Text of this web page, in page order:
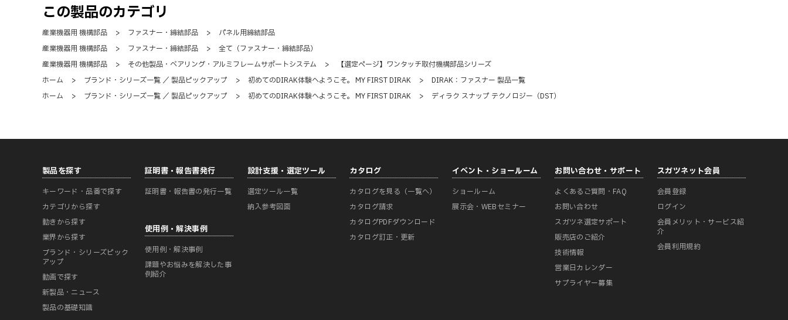
この製品のカテゴリ
産業機器用 機構部品 > ファスナー・締結部品 >
パネル用締結部品
産業機器用 機構部品
> ファスナー・締結部品 >
全て（ファスナー・締結部品）
産業機器用 機構部品
> その他製品・ベアリング・アルミフレームサポートシステム >
【選定ページ】ワンタッチ取付機構部品シリーズ
ホーム
> ブランド・シリーズ一覧 ／ 製品ピックアップ > 初めてのDIRAK体験へようこそ。 MY FIRST DIRAK >
DIRAK：ファスナー 製品一覧
ホーム
> ブランド・シリーズ一覧 ／ 製品ピックアップ > 初めてのDIRAK体験へようこそ。 MY FIRST DIRAK > ディラク スナップ テクノロジー（DST）
製品を探す
キーワード・品番で探す
カテゴリから探す
動きから探す
業界から探す
ブランド・シリーズピック
アップ
動画で探す
新製品・ニュース
製品の基礎知識
証明書・報告書発行
証明書・報告書の発行一覧
使用例・解決事例
使用例・解決事例
課題やお悩みを解決した事
例紹介
設計支援・選定ツール
選定ツール一覧
納入参考図面
カタログ
カタログを見る（一覧へ）
カタログ請求
カタログPDFダウンロード
カタログ訂正・更新
イベント・ショールーム
ショールーム
展示会・WEBセミナー
お問い合わせ・サポート
よくあるご質問・FAQ
お問い合わせ
スガツネ選定サポート
販売店のご紹介
技術情報
営業日カレンダー
サプライヤー募集
スガツネット会員
会員登録
ログイン
会員メリット・サービス紹
介
会員利用規約